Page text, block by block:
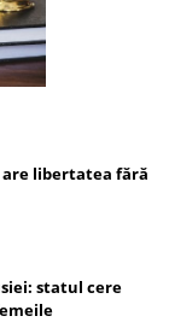
are libertatea fără
statul cere